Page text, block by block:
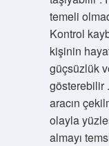
temeli
Kontrol
kişinin
güçsüzlük
gösterebilir
aracın
olayla
almayı